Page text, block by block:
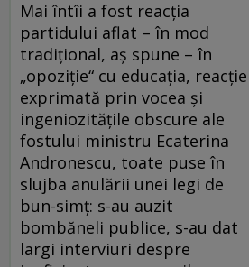
Mai întîi a fost reacția
partidului aflat – în mod
tradițional, aș spune – în
„opoziție“ cu educația, reacție
exprimată prin vocea și
ingeniozitățile obscure ale
fostului ministru Ecaterina
Andronescu, toate puse în
slujba anulării unei legi de
bun-simț: s-au auzit
bombăneli publice, s-au dat
largi interviuri despre